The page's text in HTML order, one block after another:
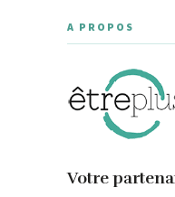
A PROPOS
Votre